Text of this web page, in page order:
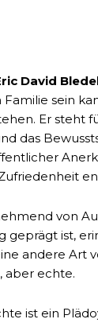
David
sein
Er steht
das
von
geprägt ist,
andere Art
aber echte.
ist ein